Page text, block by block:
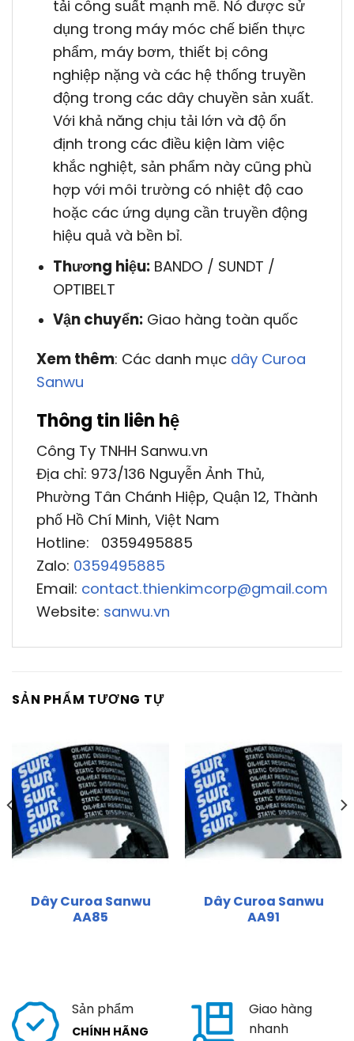
tải công suất mạnh mẽ. Nó được sử
dụng trong máy móc chế biến thực
phẩm, máy bơm, thiết bị công
nghiệp nặng và các hệ thống truyền
động trong các dây chuyền sản xuất.
Với khả năng chịu tải lớn và độ ổn
định trong các điều kiện làm việc
khắc nghiệt, sản phẩm này cũng phù
hợp với môi trường có nhiệt độ cao
hoặc các ứng dụng cần truyền động
hiệu quả và bền bỉ.
Thương hiệu:BANDO / SUNDT /
OPTIBELT
Vận chuyển:Giao hàng toàn quốc
Xem thêm: Các danh mục dây Curoa
Sanwu
Thông tin liên hệ
Công Ty TNHH Sanwu.vn
Địa chỉ: 973/136 Nguyễn Ảnh Thủ,
Phường Tân Chánh Hiệp, Quận 12, Thành
phố Hồ Chí Minh, Việt Nam
Hotline: 0359495885
Zalo: 0359495885
Email: contact.thienkimcorp@gmail.com
Website: sanwu.vn
SẢN PHẨM TƯƠNG TỰ
Dây Curoa Sanwu
AA85
Dây Curoa Sanwu
AA91
Sản phẩm
CHÍNH HÃNG
Giao hàng
nhanh